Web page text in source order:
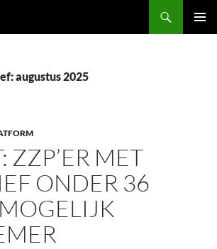
augustus 2025
ZZP’ER MET
ONDER 36